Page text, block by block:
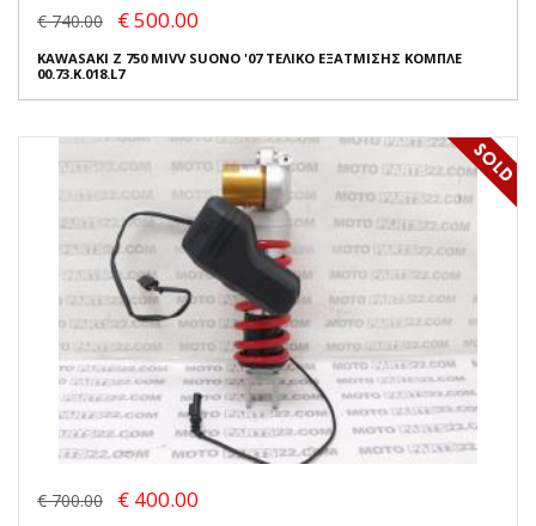
€ 740.00 € 500.00
KAWASAKI Z 750 MIVV SUONO '07 ΤΕΛΙΚΟ ΕΞΑΤΜΙΣΗΣ ΚΟΜΠΛΕ
00.73.K.018.L7
€ 700.00 € 400.00